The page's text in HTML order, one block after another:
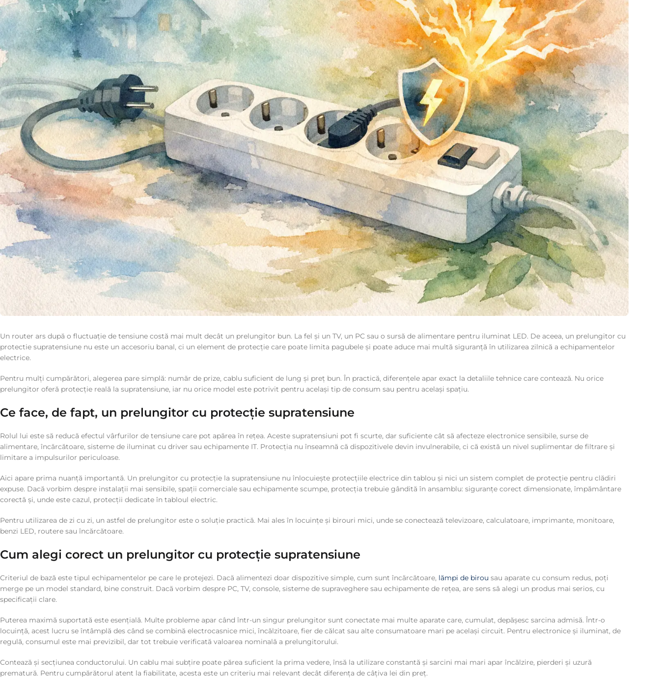
Un router ars după o fluctuație de tensiune costă mai mult decât un prelungitor bun. La fel și un TV, un PC sau o sursă de alimentare pentru iluminat LED. De aceea, un prelungitor cu
protectie supratensiune nu este un accesoriu banal, ci un element de protecție care poate limita pagubele și poate aduce mai multă siguranță în utilizarea zilnică a echipamentelor
electrice.
Pentru mulți cumpărători, alegerea pare simplă: număr de prize, cablu suficient de lung și preț bun. În practică, diferențele apar exact la detaliile tehnice care contează. Nu orice
prelungitor oferă protecție reală la supratensiune, iar nu orice model este potrivit pentru același tip de consum sau pentru același spațiu.
Ce face, de fapt, un prelungitor cu protecție supratensiune
Rolul lui este să reducă efectul vârfurilor de tensiune care pot apărea în rețea. Aceste supratensiuni pot fi scurte, dar suficiente cât să afecteze electronice sensibile, surse de
alimentare, încărcătoare, sisteme de iluminat cu driver sau echipamente IT. Protecția nu înseamnă că dispozitivele devin invulnerabile, ci că există un nivel suplimentar de filtrare și
limitare a impulsurilor periculoase.
Aici apare prima nuanță importantă. Un prelungitor cu protecție la supratensiune nu înlocuiește protecțiile electrice din tablou și nici un sistem complet de protecție pentru clădiri
expuse. Dacă vorbim despre instalații mai sensibile, spații comerciale sau echipamente scumpe, protecția trebuie gândită în ansamblu: siguranțe corect dimensionate, împământare
corectă și, unde este cazul, protecții dedicate în tabloul electric.
Pentru utilizarea de zi cu zi, un astfel de prelungitor este o soluție practică. Mai ales în locuințe și birouri mici, unde se conectează televizoare, calculatoare, imprimante, monitoare,
benzi LED, routere sau încărcătoare.
Cum alegi corect un prelungitor cu protecție supratensiune
Criteriul de bază este tipul echipamentelor pe care le protejezi. Dacă alimentezi doar dispozitive simple, cum sunt încărcătoare, lămpi de birou sau aparate cu consum redus, poți
merge pe un model standard, bine construit. Dacă vorbim despre PC, TV, console, sisteme de supraveghere sau echipamente de rețea, are sens să alegi un produs mai serios, cu
specificații clare.
Puterea maximă suportată este esențială. Multe probleme apar când într-un singur prelungitor sunt conectate mai multe aparate care, cumulat, depășesc sarcina admisă. Într-o
locuință, acest lucru se întâmplă des când se combină electrocasnice mici, încălzitoare, fier de călcat sau alte consumatoare mari pe același circuit. Pentru electronice și iluminat, de
regulă, consumul este mai previzibil, dar tot trebuie verificată valoarea nominală a prelungitorului.
Contează și secțiunea conductorului. Un cablu mai subțire poate părea suficient la prima vedere, însă la utilizare constantă și sarcini mai mari apar încălzire, pierderi și uzură
prematură. Pentru cumpărătorul atent la fiabilitate, acesta este un criteriu mai relevant decât diferența de câțiva lei din preț.